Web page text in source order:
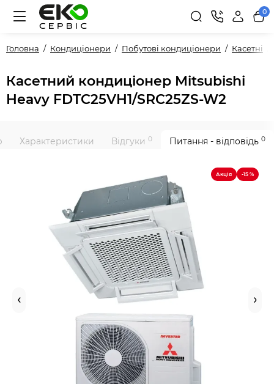
0
Головна Кондиціонери Побутові кондиціонери Касетні
Касетний кондиціонер Mitsubishi
Heavy FDTC25VH1/SRC25ZS-W2
Характеристики Відгуки 0 Питання - відповідь 0
Акція -15 %